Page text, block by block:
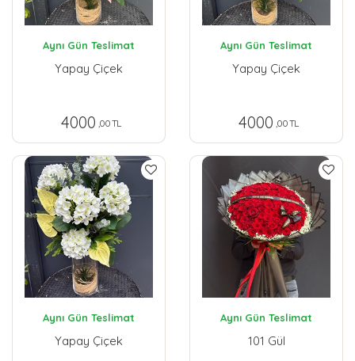
Aynı Gün Teslimat
Yapay Çiçek
4000 ,00 TL
Aynı Gün Teslimat
Yapay Çiçek
4000 ,00 TL
Aynı Gün Teslimat
Yapay Çiçek
Aynı Gün Teslimat
101 Gül